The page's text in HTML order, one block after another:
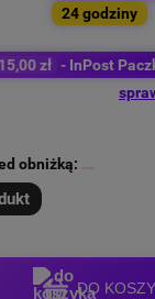
24 godziny
zł - InPost
obniżką:
DO